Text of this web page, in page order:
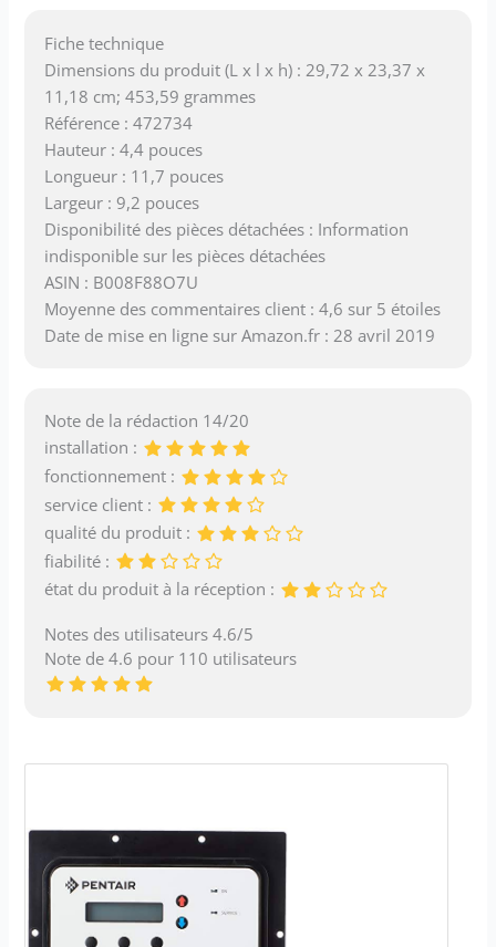
Fiche technique
Dimensions du produit (L x l x h) : 29,72 x 23,37 x
11,18 cm; 453,59 grammes
Référence : 472734
Hauteur : 4,4 pouces
Longueur : 11,7 pouces
Largeur : 9,2 pouces
Disponibilité des pièces détachées : Information
indisponible sur les pièces détachées
ASIN : B008F88O7U
Moyenne des commentaires client : 4,6 sur 5 étoiles
Date de mise en ligne sur Amazon.fr : 28 avril 2019
Note de la rédaction 14/20
installation :
fonctionnement :
service client :
qualité du produit :
fiabilité :
état du produit à la réception :
Notes des utilisateurs 4.6/5
Note de 4.6 pour 110 utilisateurs